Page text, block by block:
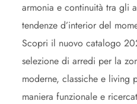
armonia e continuità tra gli
tendenze d’interior del
Scopri il nuovo catalogo
selezione di arredi per la
moderne, classiche e living
maniera funzionale e